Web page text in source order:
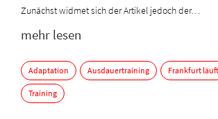
Zunächst widmet sich der Artikel jedoch der…
mehr lesen
Adaptation Ausdauertraining Frankfurt läuft
Training